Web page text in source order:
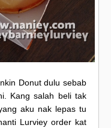
Donut dulu sebab
Kang salah beli tak
aku nak lepas tu
Lurviey order kat